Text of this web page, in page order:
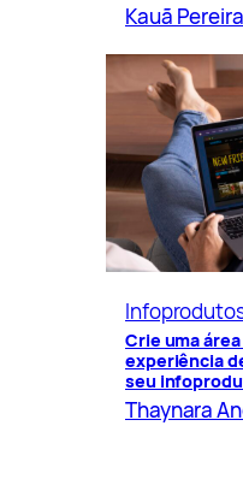
Kauã Pereira
Crie uma
experiência
seu
Thaynara